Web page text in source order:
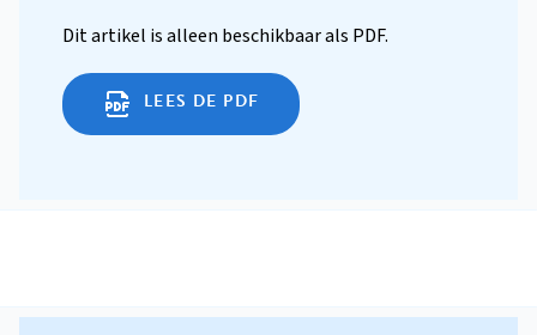
Dit artikel is alleen beschikbaar als PDF.
LEES DE PDF